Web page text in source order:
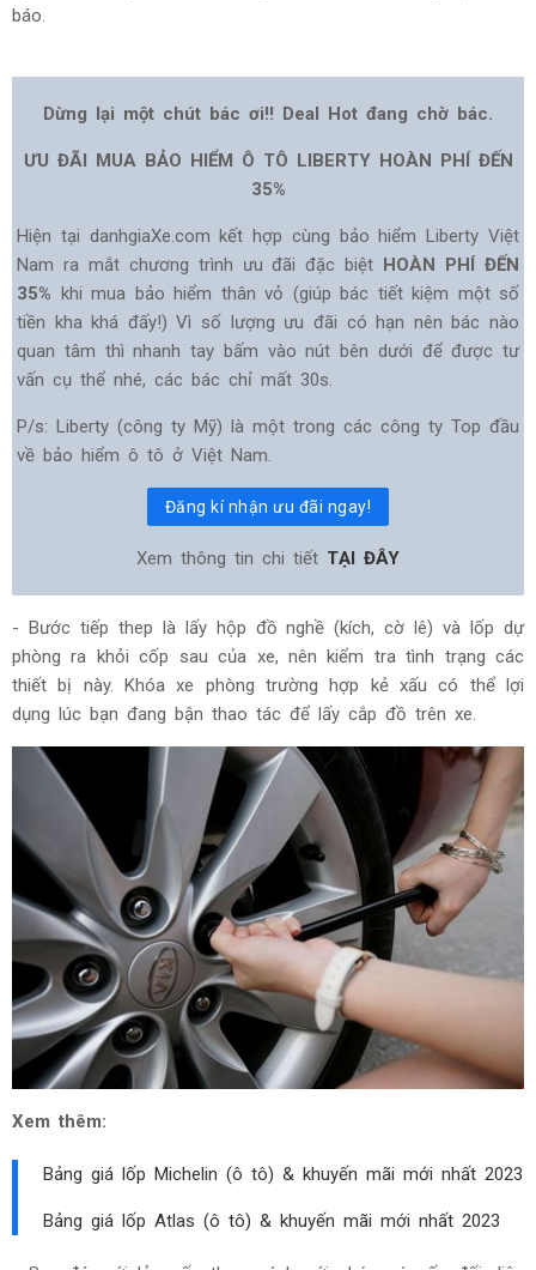
báo.
Dừng lại một chút bác ơi!! Deal Hot đang chờ bác.
ƯU ĐÃI MUA BẢO HIỂM Ô TÔ LIBERTY HOÀN PHÍ ĐẾN
35%
Hiện tại danhgiaXe.com kết hợp cùng bảo hiểm Liberty Việt
Nam ra mắt chương trình ưu đãi đặc biệt
HOÀN PHÍ ĐẾN
35% khi mua bảo hiểm thân vỏ (giúp bác tiết kiệm một số
tiền kha khá đấy!) Vì số lượng ưu đãi có hạn nên bác nào
quan tâm thì nhanh tay bấm vào nút bên dưới để được tư
vấn cụ thể nhé, các bác chỉ mất 30s.
P/s: Liberty (công ty Mỹ) là một trong các công ty Top đầu
về bảo hiểm ô tô ở Việt Nam.
Đăng kí nhận ưu đãi ngay!
Xem thông tin chi tiết TẠI ĐÂY
- Bước tiếp thep là lấy hộp đồ nghề (kích, cờ lê) và lốp dự
phòng ra khỏi cốp sau của xe, nên kiểm tra tình trạng các
thiết bị này. Khóa xe phòng trường hợp kẻ xấu có thể lợi
dụng lúc bạn đang bận thao tác để lấy cắp đồ trên xe.
Xem thêm:
Bảng giá lốp Michelin (ô tô) & khuyến mãi mới nhất 2023
Bảng giá lốp Atlas (ô tô) & khuyến mãi mới nhất 2023